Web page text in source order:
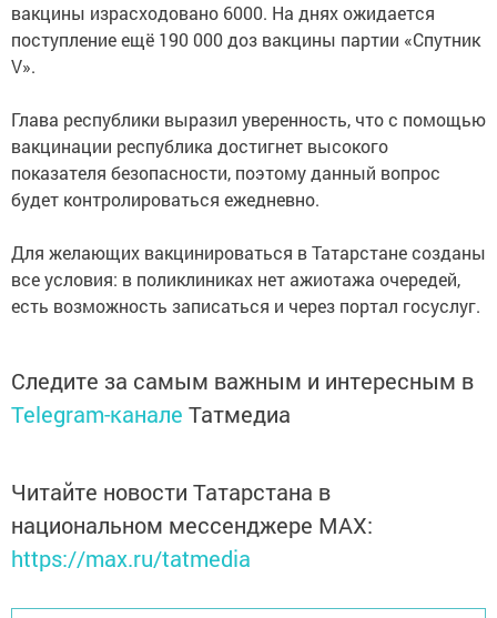
вакцины израсходовано 6000. На днях ожидается
поступление ещё 190 000 доз вакцины партии «Спутник
V».
Глава республики выразил уверенность, что с помощью
вакцинации республика достигнет высокого
показателя безопасности, поэтому данный вопрос
будет контролироваться ежедневно.
Для желающих вакцинироваться в Татарстане созданы
все условия: в поликлиниках нет ажиотажа очередей,
есть возможность записаться и через портал госуслуг.
Следите за самым важным и интересным в
Telegram-канале Татмедиа
Читайте новости Татарстана в
национальном мессенджере MАХ:
https://max.ru/tatmedia